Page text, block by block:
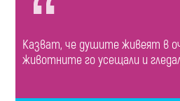
Казват, че душите живеят в
животните го усещали и